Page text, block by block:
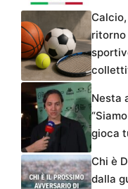
ritorno
Nesta
gioca
Chi è
dalla